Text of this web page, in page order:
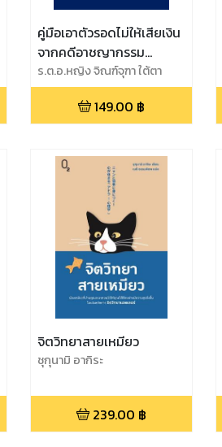
คู่มือเอาตัวรอดไม่ให้เสียเงิน
จากคดีอาชญากรรม
ออนไลน์
ร.ต.อ.หญิง จิณฑ์จุฑา ใต้ตา
149.00 ฿
จิตวิทยาสายเหมียว
ชุกุนามิ อากิระ
239.00 ฿